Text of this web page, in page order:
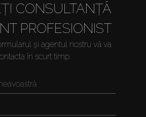
CONSULTANȚĂ
PROFESIONIST
și agentul nostru vă va
în scurt timp